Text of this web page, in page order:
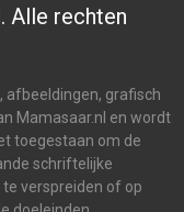
Alle rechten
afbeeldingen, grafisch
Mamasaar.nl en wordt
toegestaan om de
schriftelijke
verspreiden of op